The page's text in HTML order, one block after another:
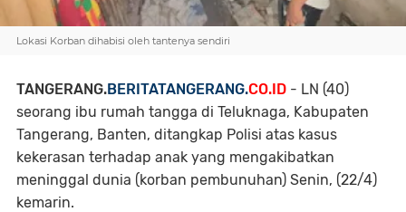
Lokasi Korban dihabisi oleh tantenya sendiri
TANGERANG.BERITATANGERANG.CO.ID - LN (40)
seorang ibu rumah tangga di Teluknaga, Kabupaten
Tangerang, Banten, ditangkap Polisi atas kasus
kekerasan terhadap anak yang mengakibatkan
meninggal dunia (korban pembunuhan) Senin, (22/4)
kemarin.